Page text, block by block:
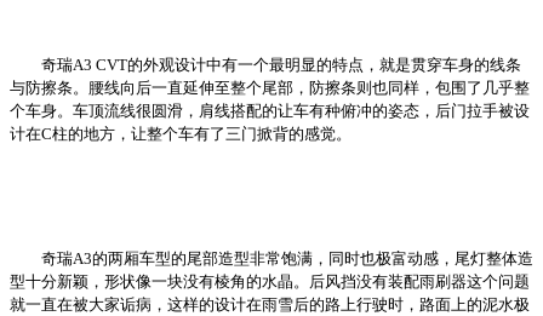
奇瑞A3 CVT的外观设计中有一个最明显的特点，就是贯穿车身的线条
与防擦条。腰线向后一直延伸至整个尾部，防擦条则也同样，包围了几乎整
个车身。车顶流线很圆滑，肩线搭配的让车有种俯冲的姿态，后门拉手被设
计在C柱的地方，让整个车有了三门掀背的感觉。
奇瑞A3的两厢车型的尾部造型非常饱满，同时也极富动感，尾灯整体造
型十分新颖，形状像一块没有棱角的水晶。后风挡没有装配雨刷器这个问题
就一直在被大家诟病，这样的设计在雨雪后的路上行驶时，路面上的泥水极